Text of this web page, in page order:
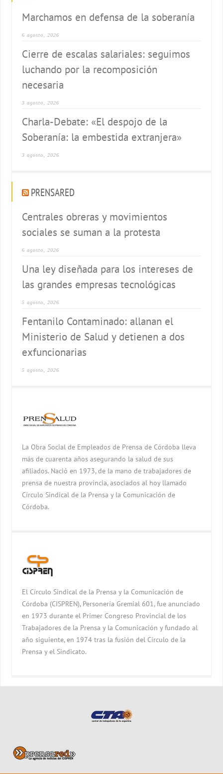
Marchamos en defensa de la soberanía
6 agosto, 2026
Cierre de escalas salariales: seguimos
luchando por la recomposición
necesaria
3 agosto, 2026
Charla-Debate: «El despojo de la
Soberanía: la embestida extranjera»
3 agosto, 2026
PRENSARED
Centrales obreras y movimientos
sociales se suman a la protesta
6 agosto, 2026
Una ley diseñada para los intereses de
las grandes empresas tecnológicas
5 agosto, 2026
Fentanilo Contaminado: allanan el
Ministerio de Salud y detienen a dos
exfuncionarias
5 agosto, 2026
La Obra Social de Empleados de Prensa de Córdoba lleva
más de cuarenta años asegurando la salud de sus
afiliados. Nació en 1973, de la mano de trabajadores de
prensa de nuestra provincia, asociados al hoy llamado
Círculo Sindical de la Prensa y la Comunicación de
Córdoba.
El Círculo Sindical de la Prensa y la Comunicación de
Córdoba (CISPREN), Personería Gremial 601, fue anunciado
en 1973 durante el Primer Congreso Provincial de los
Trabajadores de la Prensa y la Comunicación y fundado al
año siguiente, en 1974 tras la fusión del Círculo de la
Prensa y el Sindicato.